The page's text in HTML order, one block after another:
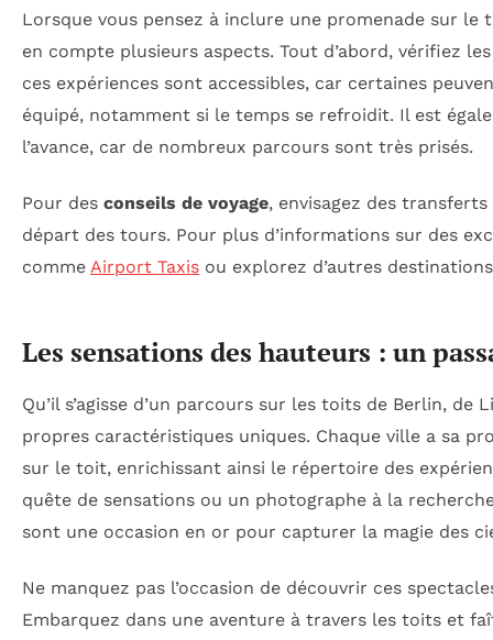
Lorsque vous pensez à inclure une promenade sur
en compte plusieurs aspects. Tout d’abord, vérifiez
ces expériences sont accessibles, car certaines
équipé, notamment si le temps se refroidit. Il est
l’avance, car de nombreux parcours sont très prisés.
Pour des conseils de voyage, envisagez des
départ des tours. Pour plus d’informations sur des
comme Airport Taxis ou explorez d’autres
Les sensations des hauteurs : un
Qu’il s’agisse d’un parcours sur les toits de Berlin,
propres caractéristiques uniques. Chaque ville a sa
sur le toit, enrichissant ainsi le répertoire des
quête de sensations ou un photographe à la
sont une occasion en or pour capturer la magie des
Ne manquez pas l’occasion de découvrir ces
Embarquez dans une aventure à travers les toits et